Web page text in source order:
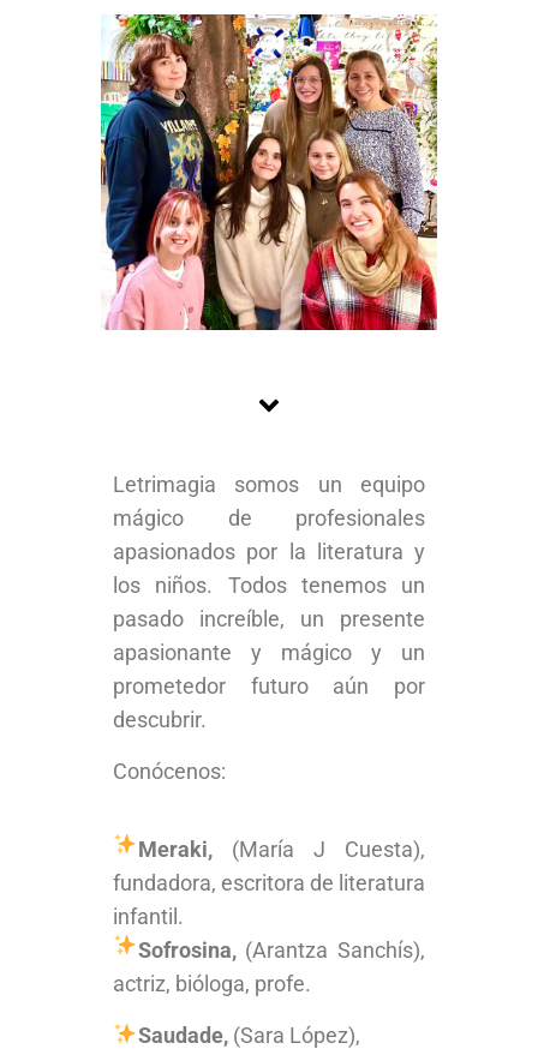
Letrimagia somos un equipo
mágico de profesionales
apasionados por la literatura y
los niños. Todos tenemos un
pasado increíble, un presente
apasionante y mágico y un
prometedor futuro aún por
descubrir.
Conócenos:
Meraki,(María J Cuesta),
fundadora, escritora de literatura
infantil.
Sofrosina,(Arantza Sanchís),
actriz, bióloga, profe.
Saudade,(Sara López),